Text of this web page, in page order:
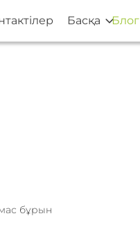
Басқа Блог
бұрын